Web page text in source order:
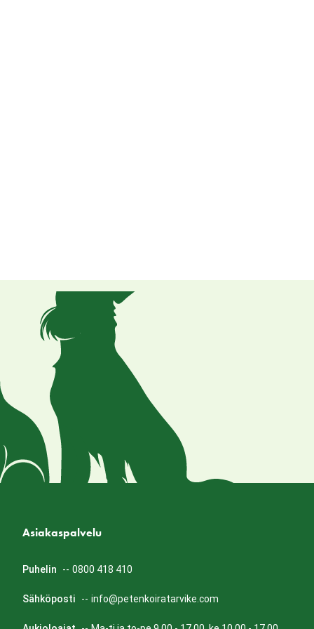
Asiakaspalvelu
Puhelin -- 0800 418 410
Sähköposti -- info@petenkoiratarvike.com